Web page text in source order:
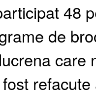
48
de
care